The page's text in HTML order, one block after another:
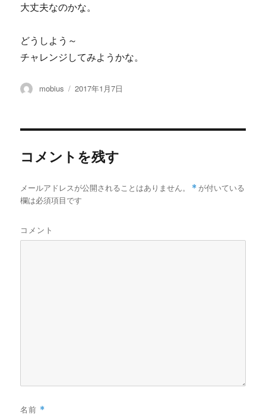
大丈夫なのかな。
どうしよう～
チャレンジしてみようかな。
投
mobius
投
2017年1月7日
コメントを残す
メールアドレスが公開されることはありません。 * が付いている
欄は必須項目です
コメント
名前 *